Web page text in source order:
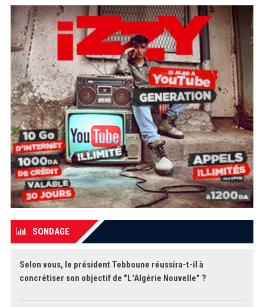
SONDAGE
Selon vous, le président Tebboune réussira-t-il à
concrétiser son objectif de "L'Algérie Nouvelle" ?